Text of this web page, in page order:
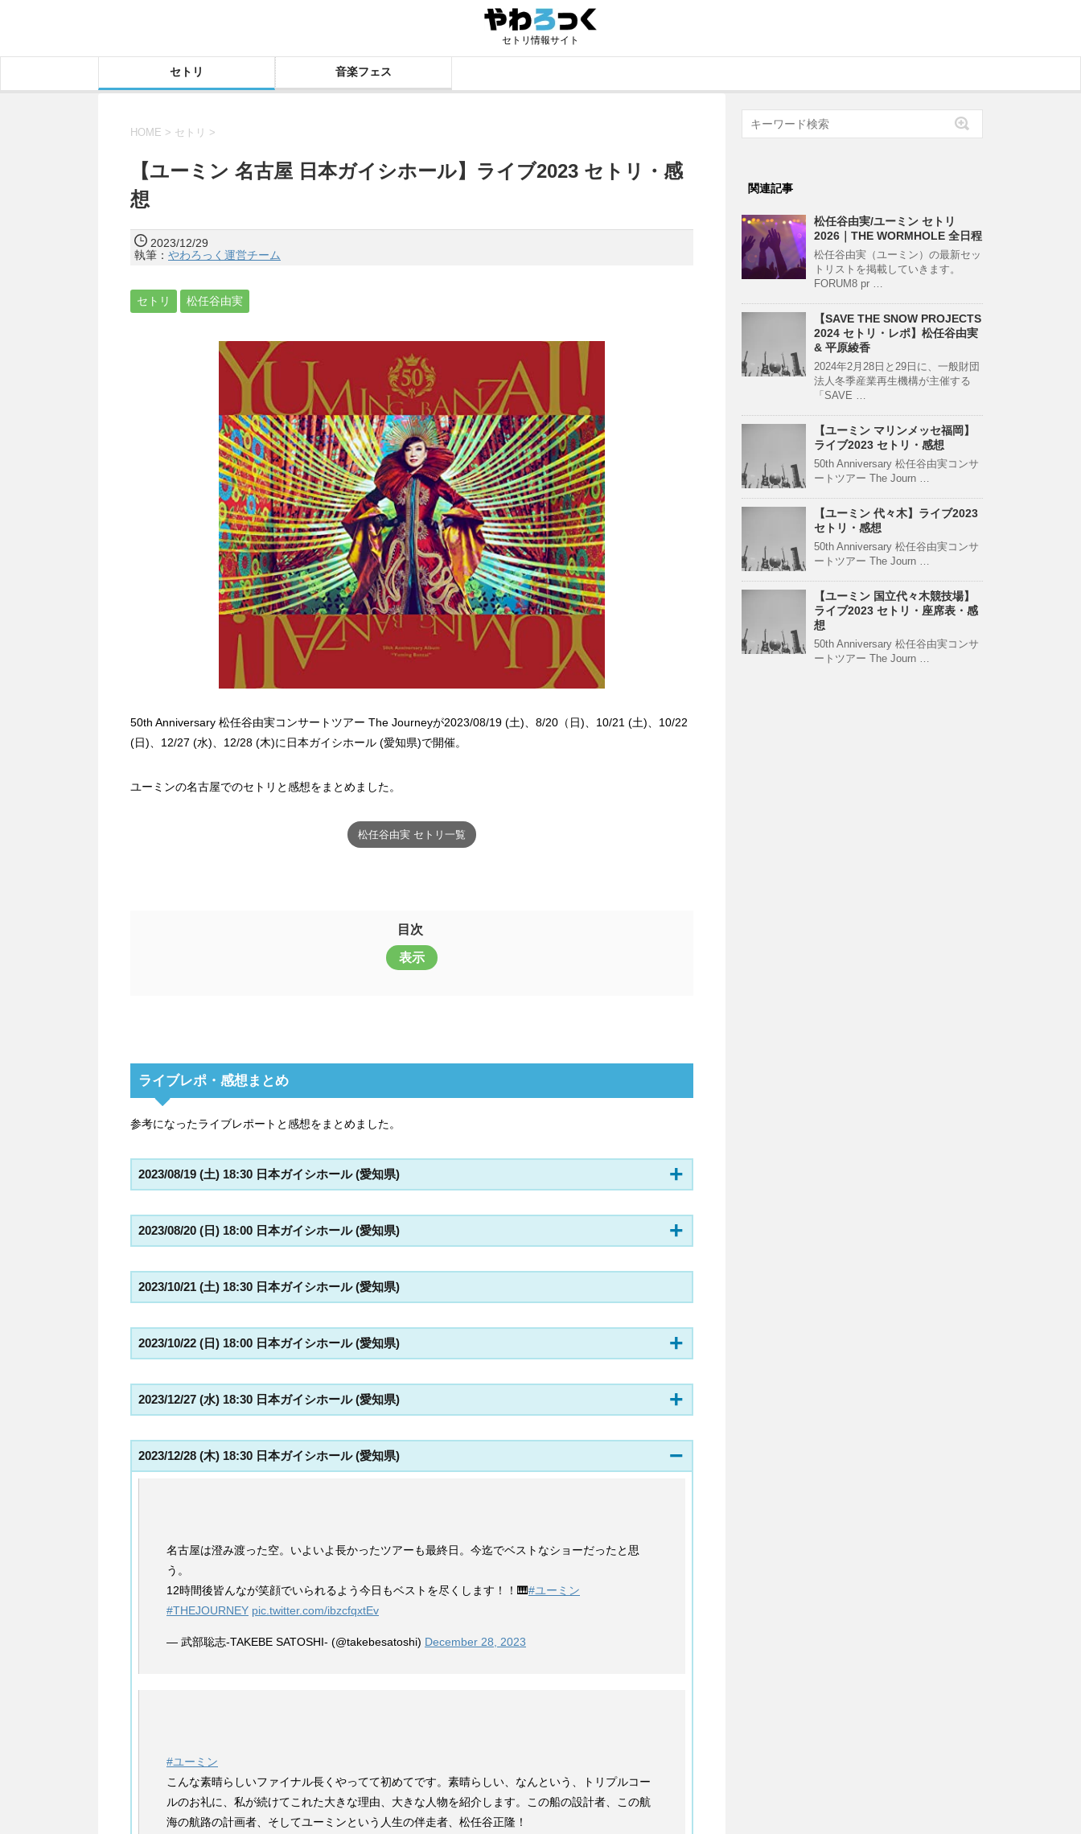
セトリ情報サイト
セトリ 音楽フェス
HOME > セトリ >
【ユーミン 名古屋 日本ガイシホール】ライブ2023 セトリ・感
想
2023/12/29
執筆： やわろっく運営チーム
セトリ 松任谷由実
50th Anniversary 松任谷由実コンサートツアー The Journeyが2023/08/19 (土)、8/20（日)、10/21 (土)、10/22
(日)、12/27 (水)、12/28 (木)に日本ガイシホール (愛知県)で開催。
ユーミンの名古屋でのセトリと感想をまとめました。
松任谷由実 セトリ一覧
目次
表示
ライブレポ・感想まとめ
参考になったライブレポートと感想をまとめました。
2023/08/19 (土) 18:30 日本ガイシホール (愛知県)
2023/08/20 (日) 18:00 日本ガイシホール (愛知県)
2023/10/21 (土) 18:30 日本ガイシホール (愛知県)
2023/10/22 (日) 18:00 日本ガイシホール (愛知県)
2023/12/27 (水) 18:30 日本ガイシホール (愛知県)
2023/12/28 (木) 18:30 日本ガイシホール (愛知県)
名古屋は澄み渡った空。いよいよ長かったツアーも最終日。今迄でベストなショーだったと思
う。
12時間後皆んなが笑顔でいられるよう今日もベストを尽くします！！🎹#ユーミン
#THEJOURNEY pic.twitter.com/ibzcfqxtEv
— 武部聡志-TAKEBE SATOSHI- (@takebesatoshi) December 28, 2023
#ユーミン
こんな素晴らしいファイナル長くやってて初めてです。素晴らしい、なんという、トリプルコー
ルのお礼に、私が続けてこれた大きな理由、大きな人物を紹介します。この船の設計者、この航
海の航路の計画者、そしてユーミンという人生の伴走者、松任谷正隆！
関連記事
松任谷由実/ユーミン セトリ
2026｜THE WORMHOLE 全日程
松任谷由実（ユーミン）の最新セッ
トリストを掲載していきます。
FORUM8 pr …
【SAVE THE SNOW PROJECTS
2024 セトリ・レポ】松任谷由実
& 平原綾香
2024年2月28日と29日に、一般財団
法人冬季産業再生機構が主催する
「SAVE …
【ユーミン マリンメッセ福岡】
ライブ2023 セトリ・感想
50th Anniversary 松任谷由実コンサ
ートツアー The Journ …
【ユーミン 代々木】ライブ2023
セトリ・感想
50th Anniversary 松任谷由実コンサ
ートツアー The Journ …
【ユーミン 国立代々木競技場】
ライブ2023 セトリ・座席表・感
想
50th Anniversary 松任谷由実コンサ
ートツアー The Journ …